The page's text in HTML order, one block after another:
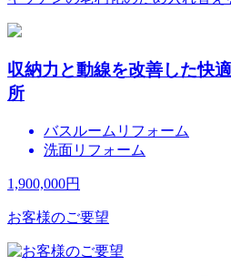
収納力と動線を改善した快
所
バスルームリフォーム
洗面リフォーム
1,900,000円
お客様のご要望